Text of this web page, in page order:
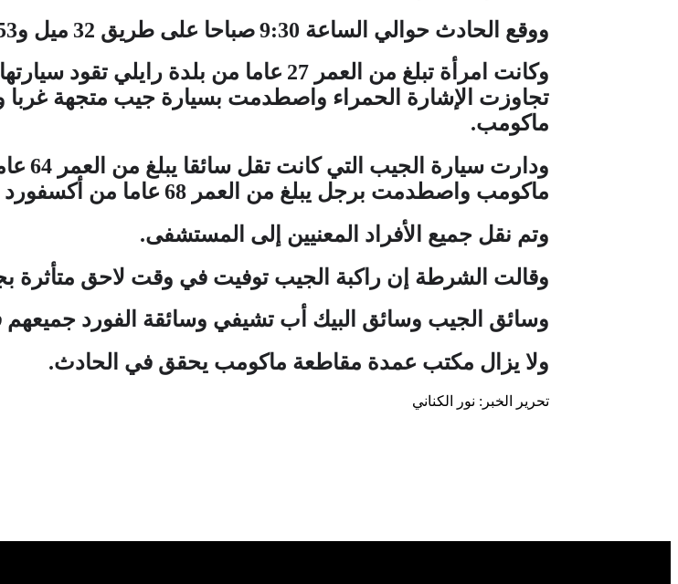
ووقع الحادث حوالي الساعة 9:30 صباحا على طريق 32 ميل و
وكانت امرأة تبلغ من العمر 27 عاما من بلدة رايلي تقود
تجاوزت الإشارة الحمراء واصطدمت بسيارة جيب متجهة
ماكومب.
ودارت سيارة الجيب التي كانت تقل سائقا يبلغ من العمر 64
ماكومب واصطدمت برجل يبلغ من العمر 68 عاما من
وتم نقل جميع الأفراد المعنيين إلى المستشفى.
وقالت الشرطة إن راكبة الجيب توفيت في وقت لاحق متأثرة
وسائق الجيب وسائق البيك أب تشيفي وسائقة الفورد جميعهم
ولا يزال مكتب عمدة مقاطعة ماكومب يحقق في الحادث.
تحرير الخبر: نور الكناني